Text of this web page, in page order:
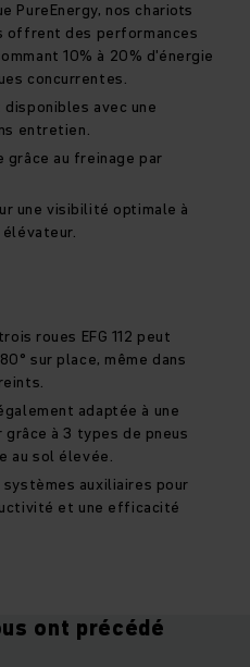
PureEnergy, nos chariots
offrent des performances
10% à 20% d'énergie
concurrentes.
avec une
entretien.
grâce au freinage par
une visibilité optimale à
roues EFG 112 peut
sur place, même dans
adaptée à une
à 3 types de pneus
au sol élevée.
auxiliaires pour
et une efficacité
ont précédé